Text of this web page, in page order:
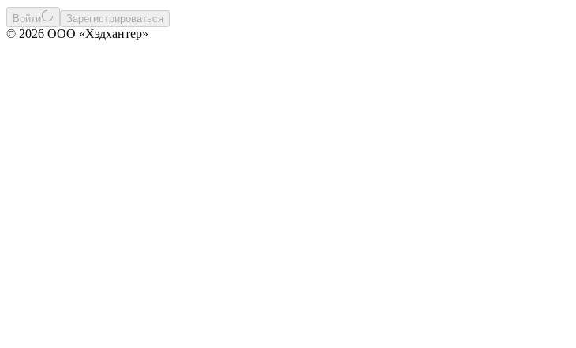
Войти Зарегистрироваться
© 2026 ООО «Хэдхантер»